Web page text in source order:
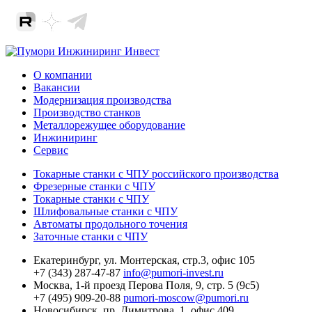
О компании
Вакансии
Модернизация производства
Производство станков
Металлорежущее оборудование
Инжиниринг
Сервис
Токарные станки с ЧПУ российского производства
Фрезерные станки с ЧПУ
Токарные станки с ЧПУ
Шлифовальные станки с ЧПУ
Автоматы продольного точения
Заточные станки с ЧПУ
Екатеринбург, ул. Монтерская, стр.3, офис 105
+7 (343) 287-47-87 info@pumori-invest.ru
Москва, 1-й проезд Перова Поля, 9, стр. 5 (9с5)
+7 (495) 909-20-88 pumori-moscow@pumori.ru